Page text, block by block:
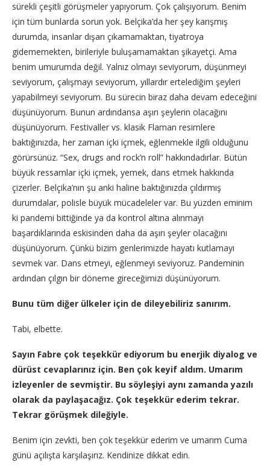
sürekli çeşitli görüşmeler yapıyorum. Çok çalışıyorum. Benim
için tüm bunlarda sorun yok. Belçika’da her şey karışmış
durumda, insanlar dışarı çıkamamaktan, tiyatroya
gidememekten, birileriyle buluşamamaktan şikayetçi. Ama
benim umurumda değil. Yalnız olmayı seviyorum, düşünmeyi
seviyorum, çalışmayı seviyorum, yıllardır ertelediğim şeyleri
yapabilmeyi seviyorum. Bu sürecin biraz daha devam edeceğini
düşünüyorum. Bunun ardındansa aşırı şeylerin olacağını
düşünüyorum. Festivaller vs. klasik Flaman resimlere
baktığınızda, her zaman içki içmek, eğlenmekle ilgili olduğunu
görürsünüz. “Sex, drugs and rock’n roll” hakkındadırlar. Bütün
büyük ressamlar içki içmek, yemek, dans etmek hakkında
çizerler. Belçika’nın şu anki haline baktığınızda çıldırmış
durumdalar, polisle büyük mücadeleler var. Bu yüzden eminim
ki pandemi bittiğinde ya da kontrol altına alınmayı
başardıklarında eskisinden daha da aşırı şeyler olacağını
düşünüyorum. Çünkü bizim genlerimizde hayatı kutlamayı
sevmek var. Dans etmeyi, eğlenmeyi seviyoruz. Pandeminin
ardından çılgın bir döneme gireceğimizi düşünüyorum.
Bunu tüm diğer ülkeler için de dileyebiliriz sanırım.
Tabi, elbette.
Sayın Fabre çok teşekkür ediyorum bu enerjik diyalog ve
dürüst cevaplarınız için. Ben çok keyif aldım. Umarım
izleyenler de sevmiştir. Bu söyleşiyi aynı zamanda yazılı
olarak da paylaşacağız. Çok teşekkür ederim tekrar.
Tekrar görüşmek dileğiyle.
Benim için zevkti, ben çok teşekkür ederim ve umarım Cuma
günü açılışta karşılaşırız. Kendinize dikkat edin.